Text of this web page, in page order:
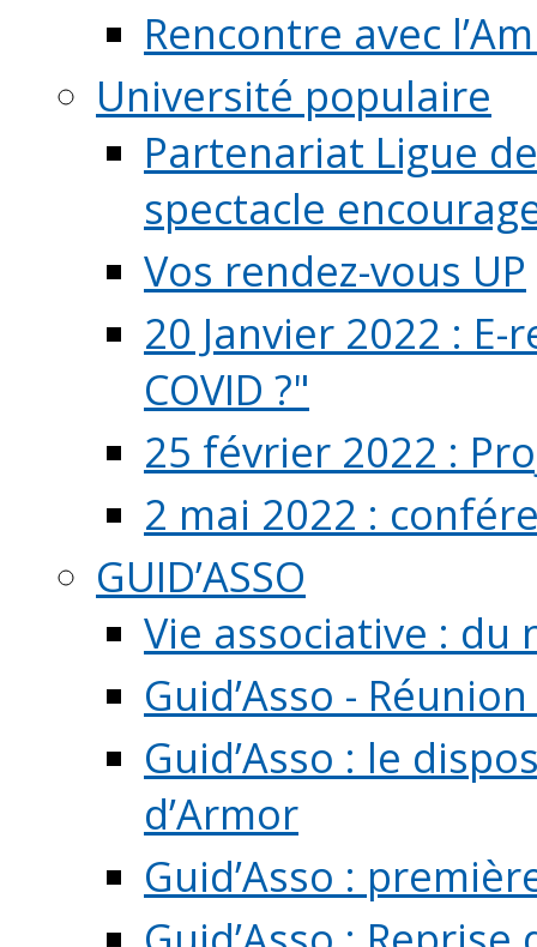
Rencontre avec
Université populaire
Partenariat Ligue
spectacle
Vos rendez-vous UP
20 Janvier 2022 :
COVID ?"
25 février 2022 :
2 mai 2022 :
GUID’ASSO
Vie associative : du
Guid’Asso -
Guid’Asso : le
d’Armor
Guid’Asso :